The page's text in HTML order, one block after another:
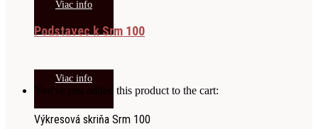
Viac info
Podstavec k Srm 100
Viac info
You've just added this product to the cart:
Výkresová skriňa Srm 100